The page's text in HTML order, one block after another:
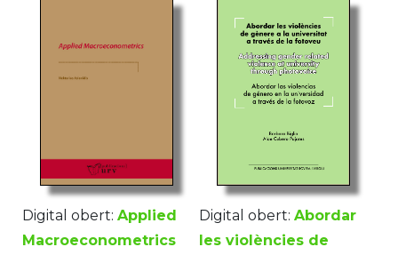
Digital obert: Applied
Macroeconometrics
Digital obert: Abordar
les violències de